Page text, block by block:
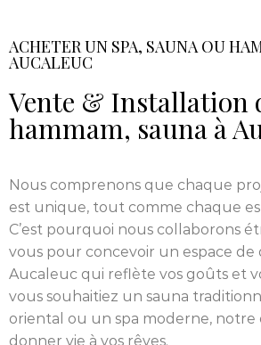
ACHETER UN SPA, SAUNA OU
AUCALEUC
Vente & Installation
hammam, sauna à
Nous comprenons que chaque
est unique, tout comme chaque
C’est pourquoi nous collaborons
vous pour concevoir un espace de
Aucaleuc qui reflète vos goûts et
vous souhaitiez un sauna
oriental ou un spa moderne, notre
donner vie à vos rêves.